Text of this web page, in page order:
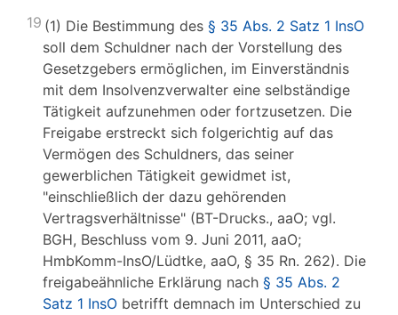
19 (1) Die Bestimmung des § 35 Abs. 2 Satz 1 InsO
soll dem Schuldner nach der Vorstellung des
Gesetzgebers ermöglichen, im Einverständnis
mit dem Insolvenzverwalter eine selbständige
Tätigkeit aufzunehmen oder fortzusetzen. Die
Freigabe erstreckt sich folgerichtig auf das
Vermögen des Schuldners, das seiner
gewerblichen Tätigkeit gewidmet ist,
"einschließlich der dazu gehörenden
Vertragsverhältnisse" (BT-Drucks., aaO; vgl.
BGH, Beschluss vom 9. Juni 2011, aaO;
HmbKomm-InsO/Lüdtke, aaO, § 35 Rn. 262). Die
freigabeähnliche Erklärung nach § 35 Abs. 2
Satz 1 InsO betrifft demnach im Unterschied zu